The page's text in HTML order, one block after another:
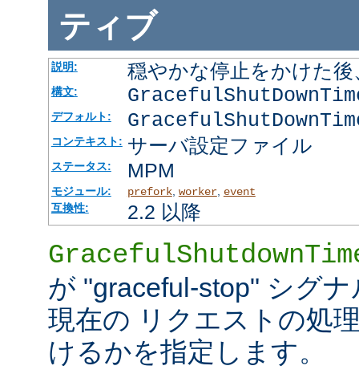
ティブ
説明: 穏やかな停止をかけた
構文:
デフォルト:
コンテキスト: サーバ設定ファイル
ステータス: MPM
モジュール: prefork, worker, event
互換性:
2.2 以降
が "graceful-stop" シグ
現在の リクエストの処
けるかを指定します。